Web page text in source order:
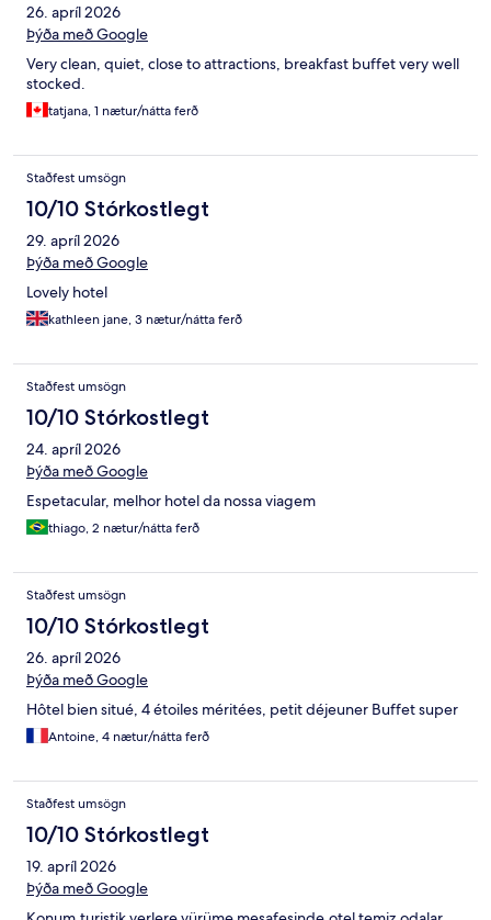
26. apríl 2026
Þýða með Google
Very clean, quiet, close to attractions, breakfast buffet very well
stocked.
tatjana, 1 nætur/nátta ferð
Staðfest umsögn
10/10 Stórkostlegt
29. apríl 2026
Þýða með Google
Lovely hotel
kathleen jane, 3 nætur/nátta ferð
Staðfest umsögn
10/10 Stórkostlegt
24. apríl 2026
Þýða með Google
Espetacular, melhor hotel da nossa viagem
thiago, 2 nætur/nátta ferð
Staðfest umsögn
10/10 Stórkostlegt
26. apríl 2026
Þýða með Google
Hôtel bien situé, 4 étoiles méritées, petit déjeuner Buffet super
Antoine, 4 nætur/nátta ferð
Staðfest umsögn
10/10 Stórkostlegt
19. apríl 2026
Þýða með Google